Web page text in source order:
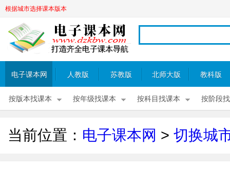
根据城市选择课本版本
电子课本网 人教版 苏教版 北师大版 教科版
按版本找课本 按年级找课本 按科目找课本 按阶段
当前位置： 电子课本网 > 切换城